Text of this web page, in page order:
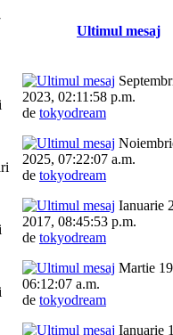
Ultimul mesaj
2023, 02:11:58 p.m.
de tokyodream
2025, 07:22:07 a.m.
de tokyodream
Ianuarie
2017, 08:45:53 p.m.
de tokyodream
Martie
06:12:07 a.m.
de tokyodream
Ianuarie